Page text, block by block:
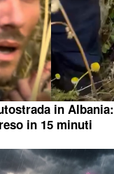
in
in 15 minuti